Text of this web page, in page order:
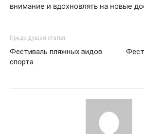
внимание и вдохновлять на новые
Предыдущая статья
Фестиваль пляжных видов
спорта